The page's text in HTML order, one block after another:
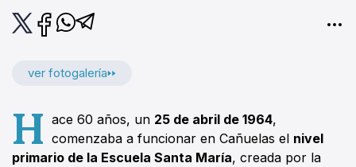
ver fotogalería
H ace 60 años, un 25 de abril de 1964,
comenzaba a funcionar en Cañuelas el nivel
primario de la Escuela Santa María, creada por la